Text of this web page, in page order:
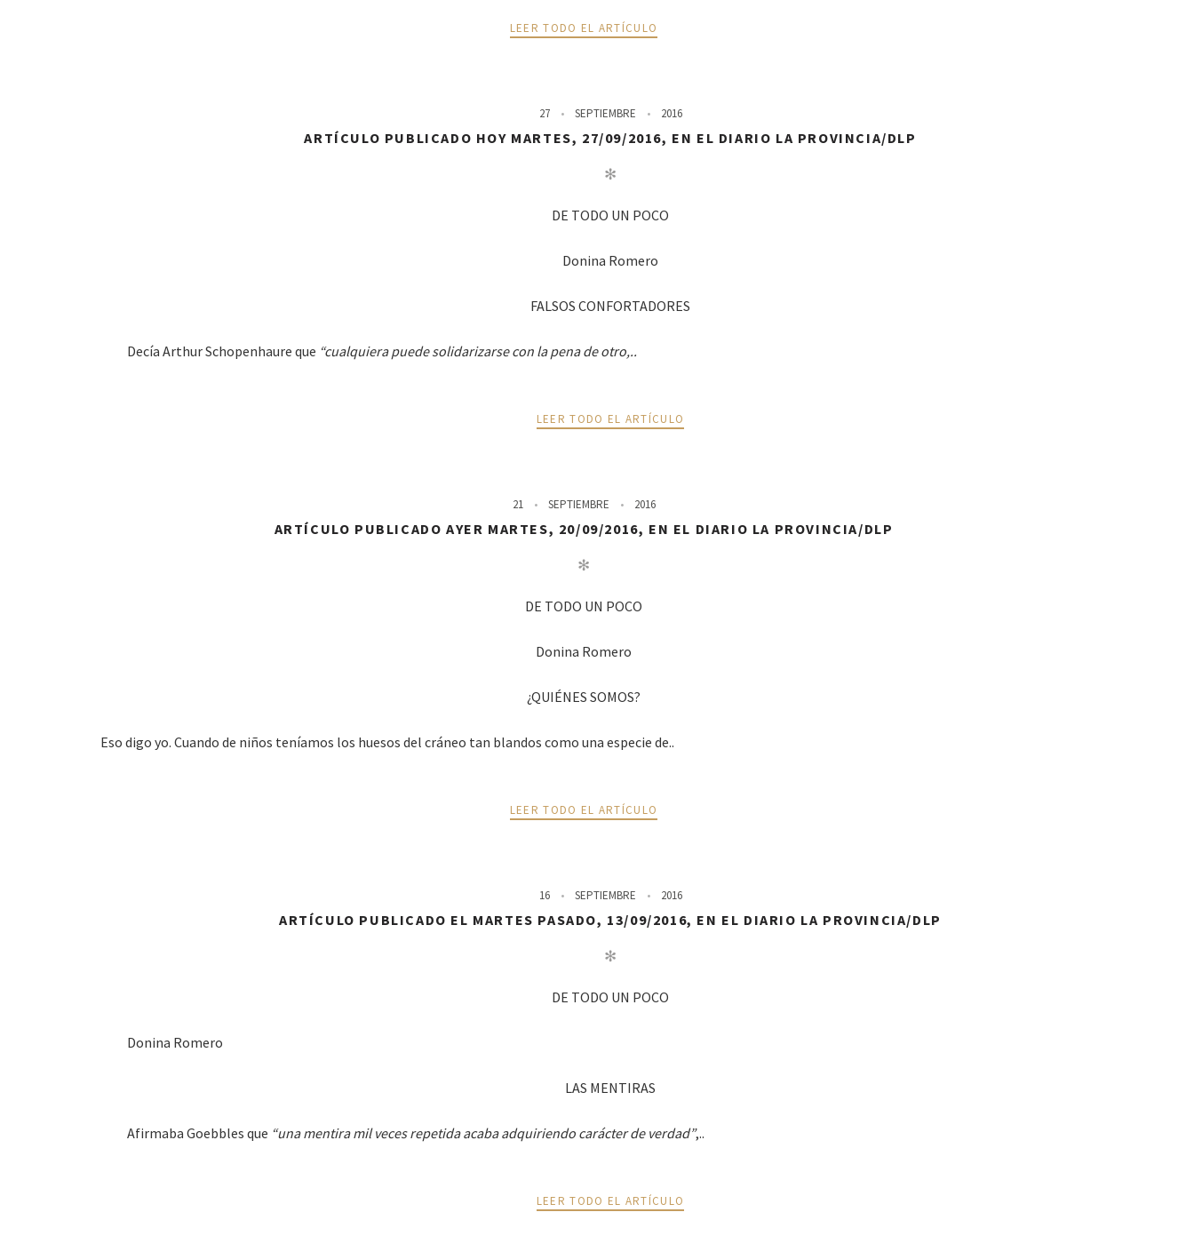
LEER TODO EL ARTÍCULO
27 SEPTIEMBRE 2016
ARTÍCULO PUBLICADO HOY MARTES, 27/09/2016, EN EL DIARIO LA PROVINCIA/DLP
✻
DE TODO UN POCO
Donina Romero
FALSOS CONFORTADORES
Decía Arthur Schopenhaure que “cualquiera puede solidarizarse con la pena de otro,..
LEER TODO EL ARTÍCULO
21 SEPTIEMBRE 2016
ARTÍCULO PUBLICADO AYER MARTES, 20/09/2016, EN EL DIARIO LA PROVINCIA/DLP
✻
DE TODO UN POCO
Donina Romero
¿QUIÉNES SOMOS?
Eso digo yo. Cuando de niños teníamos los huesos del cráneo tan blandos como una especie de..
LEER TODO EL ARTÍCULO
16 SEPTIEMBRE 2016
ARTÍCULO PUBLICADO EL MARTES PASADO, 13/09/2016, EN EL DIARIO LA PROVINCIA/DLP
✻
DE TODO UN POCO
Donina Romero
LAS MENTIRAS
Afirmaba Goebbles que “una mentira mil veces repetida acaba adquiriendo carácter de verdad”,..
LEER TODO EL ARTÍCULO